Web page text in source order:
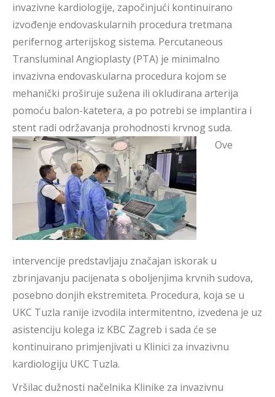
invazivne kardiologije, započinjući kontinuirano
izvođenje endovaskularnih procedura tretmana
perifernog arterijskog sistema. Percutaneous
Transluminal Angioplasty (PTA) je minimalno
invazivna endovaskularna procedura kojom se
mehanički proširuje sužena ili okludirana arterija
pomoću balon-katetera, a po potrebi se implantira i
stent radi održavanja prohodnosti krvnog suda.
Ove
intervencije predstavljaju značajan iskorak u
zbrinjavanju pacijenata s oboljenjima krvnih sudova,
posebno donjih ekstremiteta. Procedura, koja se u
UKC Tuzla ranije izvodila intermitentno, izvedena je uz
asistenciju kolega iz KBC Zagreb i sada će se
kontinuirano primjenjivati u Klinici za invazivnu
kardiologiju UKC Tuzla.
Vršilac dužnosti načelnika Klinike za invazivnu